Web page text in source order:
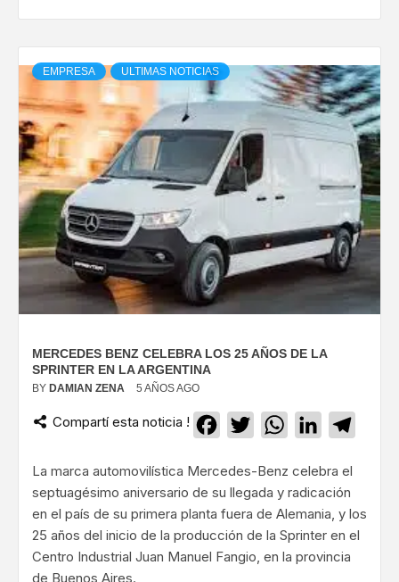
EMPRESA ULTIMAS NOTICIAS
MERCEDES BENZ CELEBRA LOS 25 AÑOS DE LA
SPRINTER EN LA ARGENTINA
BY DAMIAN ZENA 5 AÑOS AGO
Compartí esta noticia ! Facebook
TwitterWhatsApp
LinkedIn
La marca automovilística Mercedes-Benz celebra el
septuagésimo aniversario de su llegada y radicación
en el país de su primera planta fuera de Alemania, y los
25 años del inicio de la producción de la Sprinter en el
Centro Industrial Juan Manuel Fangio, en la provincia
de Buenos Aires.